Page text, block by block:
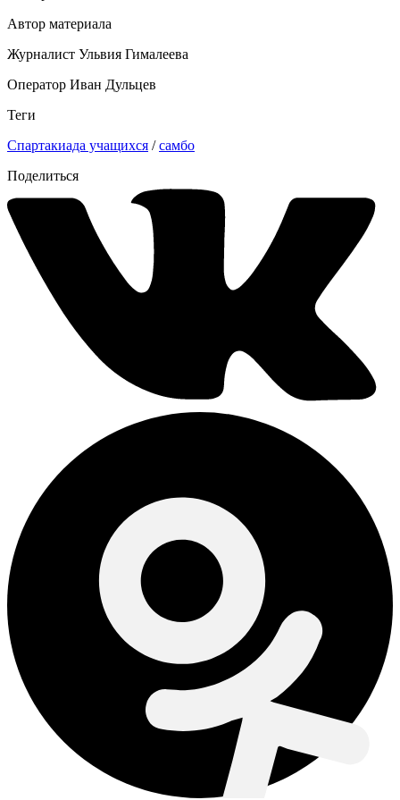
Автор материала
Журналист Ульвия Гималеева
Оператор Иван Дульцев
Теги
Спартакиада учащихся /самбо
Поделиться